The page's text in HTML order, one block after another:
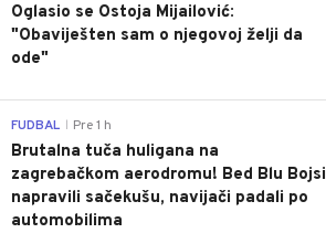
Oglasio se Ostoja Mijailović:
"Obaviješten sam o njegovoj želji da
ode"
FUDBAL Pre 1 h
Brutalna tuča huligana na
zagrebačkom aerodromu! Bed Blu Bojsi
napravili sačekušu, navijači padali po
automobilima